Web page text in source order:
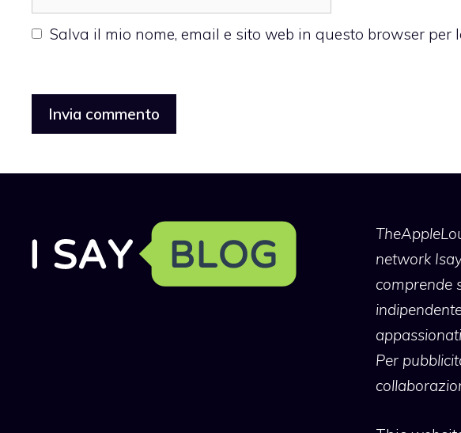
web
Salva il mio nome, email e sito web in questo browser per
network
comprende
Per